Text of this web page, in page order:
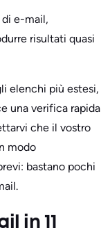
e-mail,
risultati quasi
elenchi più estesi,
una verifica rapida
che il vostro
modo
bastano pochi
in 11